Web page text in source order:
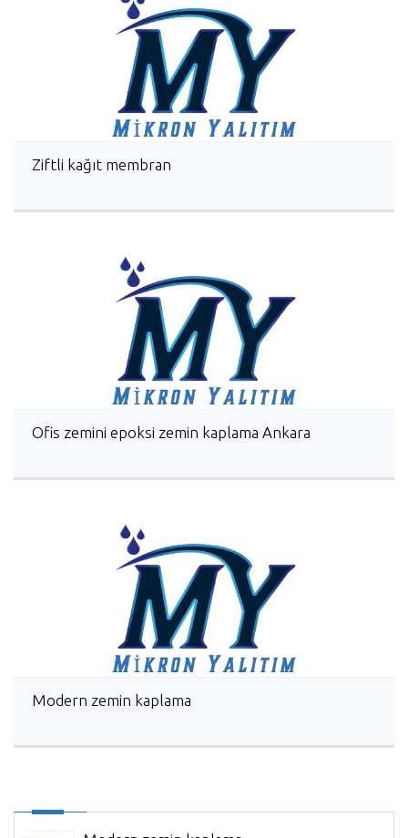
Ziftli kağıt membran
Ofis zemini epoksi zemin kaplama Ankara
Modern zemin kaplama